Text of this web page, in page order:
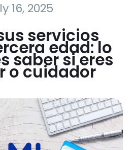
16, 2025
servicios
edad: lo
saber si eres
o cuidador